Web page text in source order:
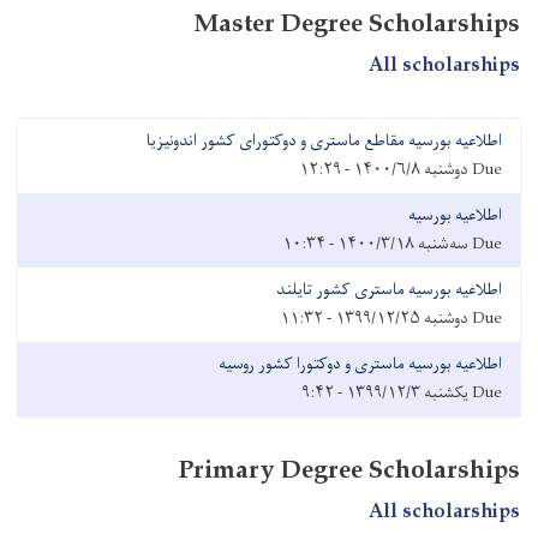
Master Degree Scholarships
All scholarships
اطلاعیه بورسیه مقاطع ماستری و دوکتورای کشور اندونیزیا
Dueدوشنبه ۱۴۰۰/۶/۸ - ۱۲:۲۹
اطلاعیه بورسیه
Dueسه‌شنبه ۱۴۰۰/۳/۱۸ - ۱۰:۳۴
اطلاعیه بورسیه ماستری کشور تایلند
Dueدوشنبه ۱۳۹۹/۱۲/۲۵ - ۱۱:۳۲
اطلاعیه بورسیه ماستری و دوکتورا کشور روسیه
Dueیکشنبه ۱۳۹۹/۱۲/۳ - ۹:۴۲
Primary Degree Scholarships
All scholarships